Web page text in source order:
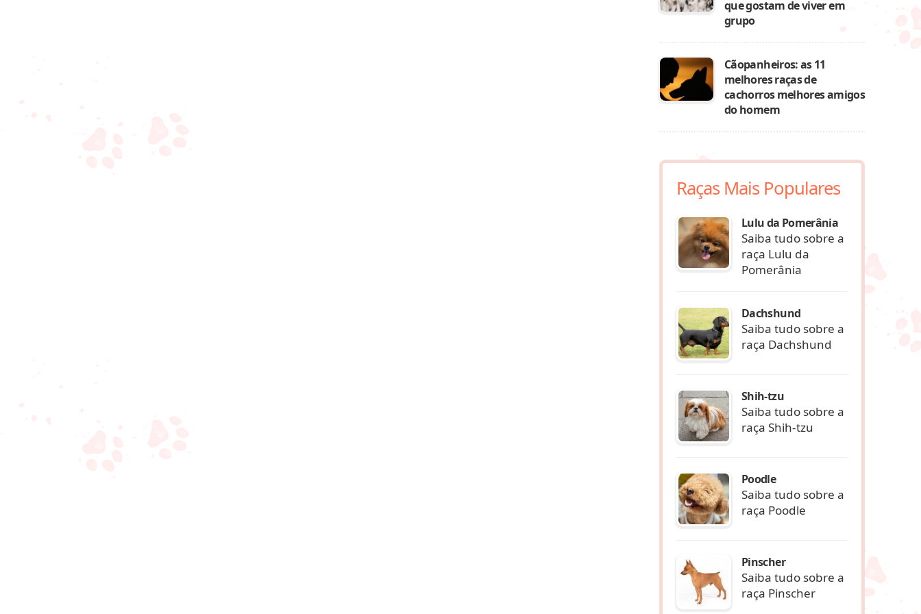
que gostam de viver em
grupo
Cãopanheiros: as 11
melhores raças de
cachorros melhores amigos
do homem
Raças Mais Populares
Lulu da Pomerânia
Saiba tudo sobre a
raça Lulu da
Pomerânia
Dachshund
Saiba tudo sobre a
raça Dachshund
Shih-tzu
Saiba tudo sobre a
raça Shih-tzu
Poodle
Saiba tudo sobre a
raça Poodle
Pinscher
Saiba tudo sobre a
raça Pinscher